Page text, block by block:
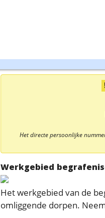
Het directe persoonlijke
Werkgebied
Het werkgebied van de
omliggende dorpen.